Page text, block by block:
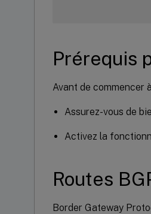
Prérequis
Avant de commencer
Assurez-vous de
Activez la
Routes
Border Gateway